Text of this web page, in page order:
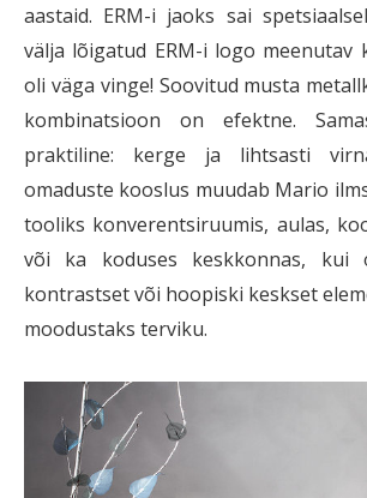
aastaid. ERM-i jaoks sai
välja lõigatud ERM-i logo meenutav
oli väga vinge! Soovitud musta
kombinatsioon on efektne.
praktiline: kerge ja lihtsasti
omaduste kooslus muudab Mario
tooliks konverentsiruumis, aulas,
või ka koduses keskkonnas, kui
kontrastset või hoopiski keskset
moodustaks terviku.